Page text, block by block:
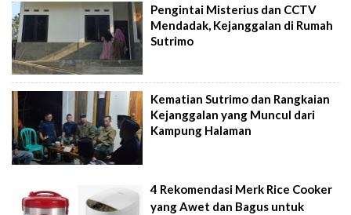
Pengintai Misterius dan CCTV
Mendadak, Kejanggalan di Rumah
Sutrimo
Kematian Sutrimo dan Rangkaian
Kejanggalan yang Muncul dari
Kampung Halaman
4 Rekomendasi Merk Rice Cooker
yang Awet dan Bagus untuk